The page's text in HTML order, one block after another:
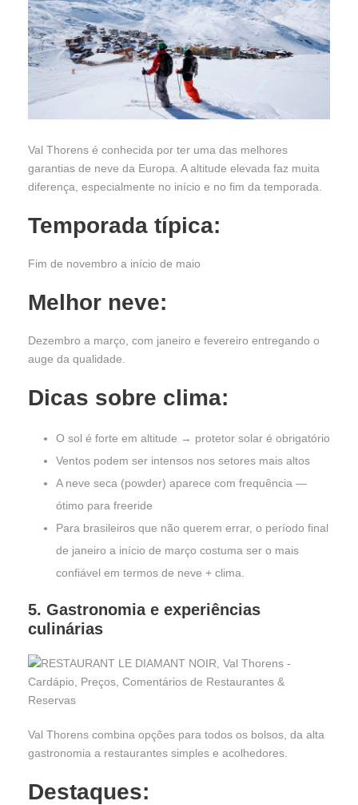
Val Thorens é conhecida por ter uma das melhores
garantias de neve da Europa. A altitude elevada faz muita
diferença, especialmente no início e no fim da temporada.
Temporada típica:
Fim de novembro a início de maio
Melhor neve:
Dezembro a março, com janeiro e fevereiro entregando o
auge da qualidade.
Dicas sobre clima:
O sol é forte em altitude → protetor solar é obrigatório
Ventos podem ser intensos nos setores mais altos
A neve seca (powder) aparece com frequência —
ótimo para freeride
Para brasileiros que não querem errar, o período final
de janeiro a início de março costuma ser o mais
confiável em termos de neve + clima.
5. Gastronomia e experiências
culinárias
Val Thorens combina opções para todos os bolsos, da alta
gastronomia a restaurantes simples e acolhedores.
Destaques: